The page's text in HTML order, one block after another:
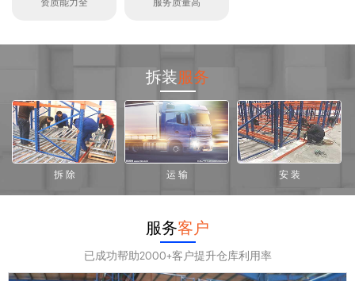
拆装服务
拆 除 运 输 安 装
服务客户
已成功帮助2000+客户提升仓库利用率